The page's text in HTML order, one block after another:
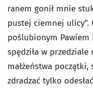
ranem gonił mnie
pustej ciemnej ulicy”.
poślubionym Pawiem
spędziła w
małżeństwa
zdradzać tylko